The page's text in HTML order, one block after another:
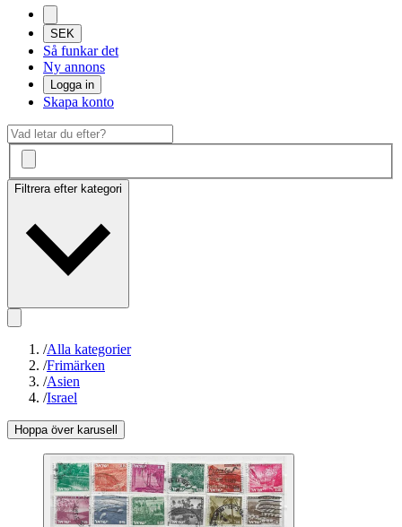
SEK
Så funkar det
Ny annons
Logga in
Skapa konto
Filtrera efter kategori
/Alla kategorier
/Frimärken
/Asien
/Israel
Hoppa över karusell